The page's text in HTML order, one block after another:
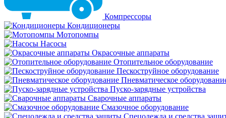
Компрессоры
Кондиционеры
Мотопомпы
Насосы
Окрасочные аппараты
Отопительное оборудование
Пескоструйное оборудование
Пневматическое
Пуско-зарядные устройства
Сварочные аппараты
Смазочное оборудование
Спецодежда и средства